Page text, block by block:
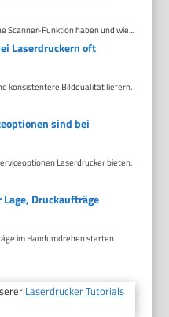
Scanner-Funktion haben und wie...
Laserdruckern oft
konsistentere Bildqualität liefern.
sind bei
Laserdrucker bieten.
Druckaufträge
im Handumdrehen starten
Laserdrucker Tutorials